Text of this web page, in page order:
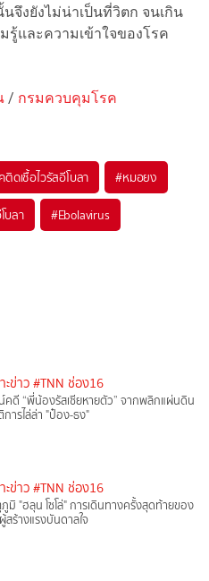
จึงยังไม่น่าเป็นที่วิตก จนเกิน
รู้และความเข้าใจของโรค
/ กรมควบคุมโรค
ติดเชื้อไวรัสอีโบลา #หมอยง
บลา #Ebolavirus
ะข่าว #TNN ช่อง16
น์คดี “พี่น้องรัสเซียหายตัว” จากพลิกแผ่นดิน
ารไล่ล่า "ป๋อง-ธง"
ะข่าว #TNN ช่อง16
มิ "ฮลุน โซโล่" การเดินทางครั้งสุดท้ายของ
สร้างแรงบันดาลใจ